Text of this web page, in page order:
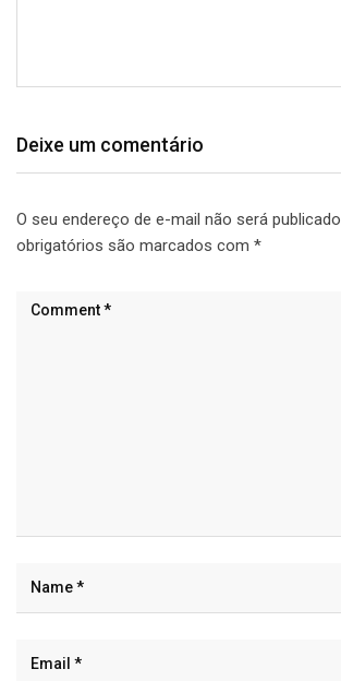
Deixe um comentário
O seu endereço de e-mail não será publicado.
obrigatórios são marcados com *